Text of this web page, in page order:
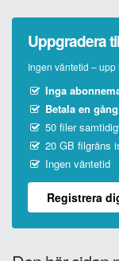
Uppgradera
Ingen väntetid –
Inga
Betala en
50 filer
20 GB filgräns
Ingen väntetid
Registrera